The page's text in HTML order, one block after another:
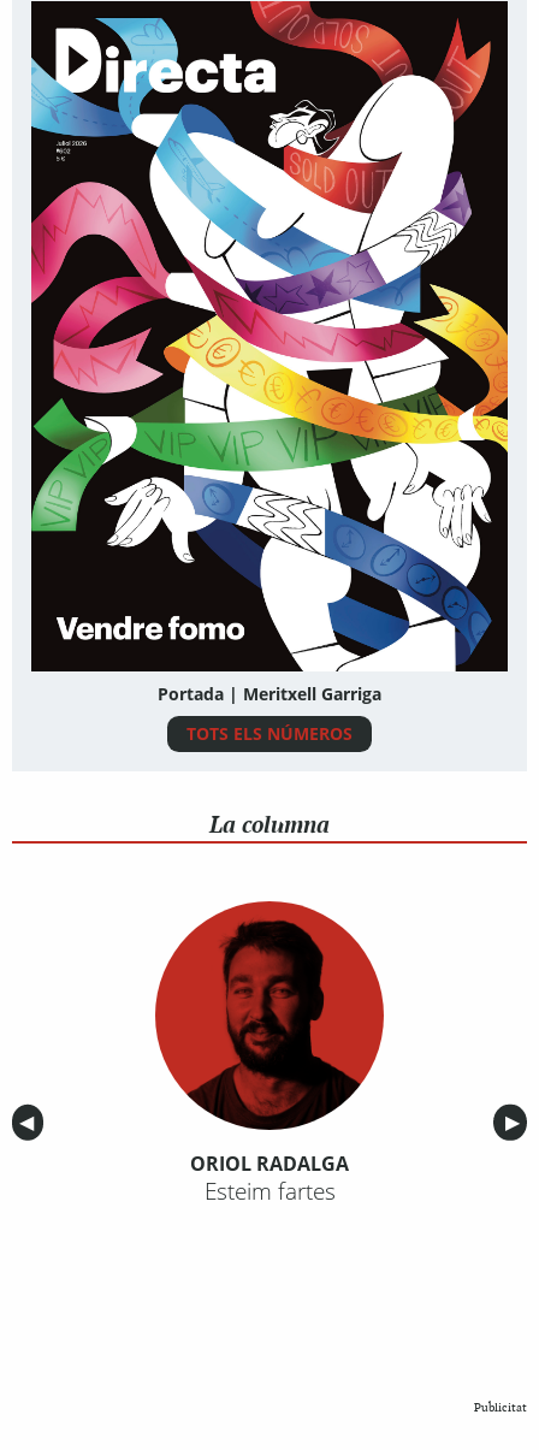
Portada | Meritxell Garriga
TOTS ELS NÚMEROS
La columna
Anterior
◀︎ ▶︎
ORIOL RADALGA
Esteim fartes
Publicitat